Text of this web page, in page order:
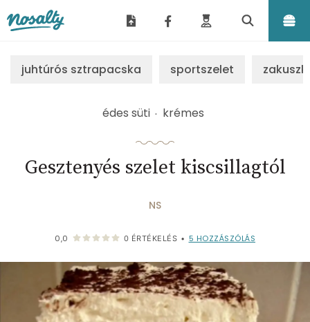
juhtúrós sztrapacska sportszelet
édes süti krémes
Gesztenyés szelet kiscsillagtól
NS
0,0 0 ÉRTÉKELÉS • 5 HOZZÁSZÓLÁS